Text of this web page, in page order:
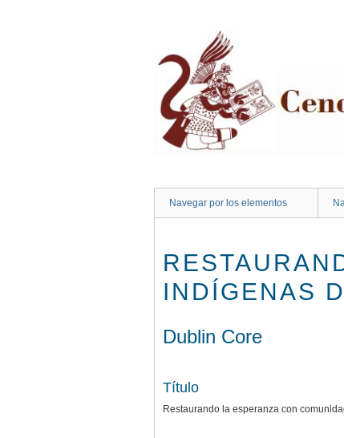
Navegar por los elementos
INDÍGENAS
Dublin Core
Título
Restaurando la esperanza con